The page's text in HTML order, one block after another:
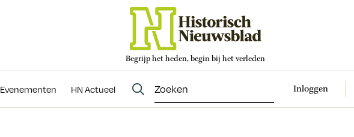
Begrijp het heden, begin bij het verleden
Evenementen HN Actueel Inloggen
Evenementen